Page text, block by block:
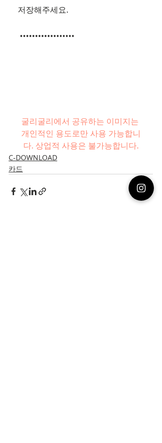
저장해주세요.
••••••••••••••••••
굴리굴리에서 공유하는 이미지는
개인적인 용도로만 사용 가능합니
다. 상업적 사용은 불가능합니다.
C-DOWNLOAD
카드